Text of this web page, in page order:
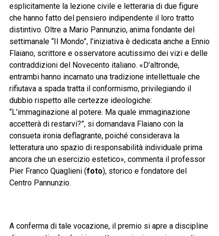
esplicitamente la lezione civile e letteraria di due figure
che hanno fatto del pensiero indipendente il loro tratto
distintivo. Oltre a Mario Pannunzio, anima fondante del
settimanale “Il Mondo”, l’iniziativa è dedicata anche a Ennio
Flaiano, scrittore e osservatore acutissimo dei vizi e delle
contraddizioni del Novecento italiano. «D’altronde,
entrambi hanno incarnato una tradizione intellettuale che
rifiutava a spada tratta il conformismo, privilegiando il
dubbio rispetto alle certezze ideologiche:
“L’immaginazione al potere. Ma quale immaginazione
accetterà di restarvi?”, si domandava Flaiano con la
consueta ironia deflagrante, poiché considerava la
letteratura uno spazio di responsabilità individuale prima
ancora che un esercizio estetico», commenta il professor
Pier Franco Quaglieni (foto), storico e fondatore del
Centro Pannunzio.
A conferma di tale vocazione, il premio si apre a discipline